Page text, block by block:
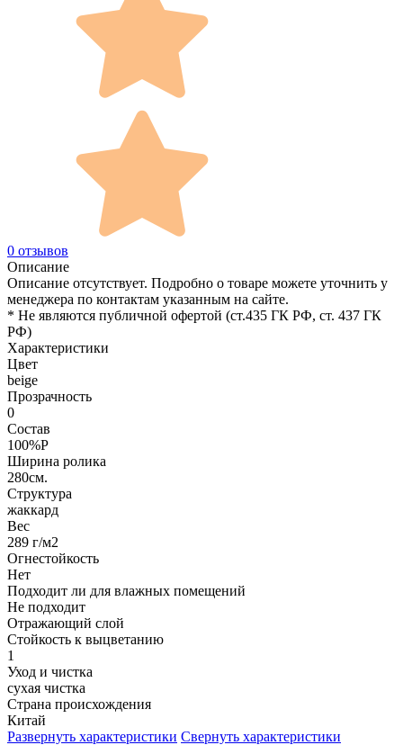
0 отзывов
Описание
Описание отсутствует. Подробно о товаре можете уточнить у
менеджера по контактам указанным на сайте.
* Не являются публичной офертой (ст.435 ГК РФ, cт. 437 ГК
РФ)
Характеристики
Цвет
beige
Прозрачность
0
Состав
100%P
Ширина ролика
280см.
Структура
жаккард
Вес
289 г/м2
Огнестойкость
Нет
Подходит ли для влажных помещений
Не подходит
Отражающий слой
Стойкость к выцветанию
1
Уход и чистка
сухая чистка
Страна происхождения
Китай
Развернуть характеристики Свернуть характеристики